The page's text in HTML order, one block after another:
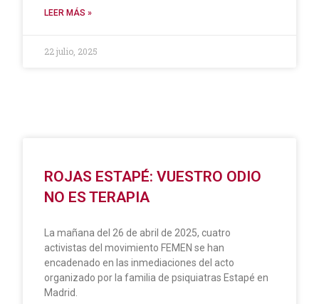
LEER MÁS »
22 julio, 2025
ROJAS ESTAPÉ: VUESTRO ODIO
NO ES TERAPIA
La mañana del 26 de abril de 2025, cuatro
activistas del movimiento FEMEN se han
encadenado en las inmediaciones del acto
organizado por la familia de psiquiatras Estapé en
Madrid.